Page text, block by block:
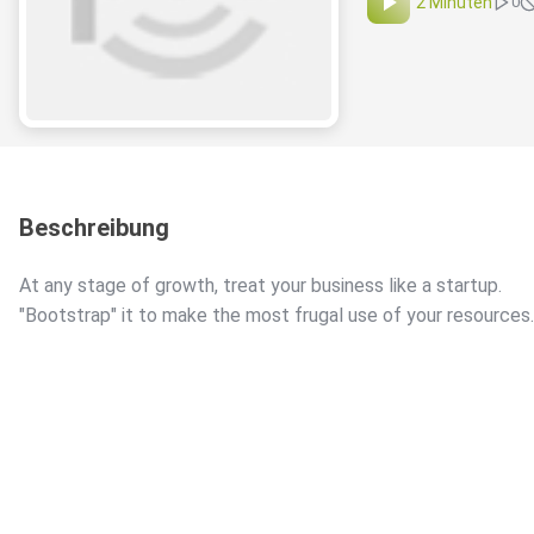
Beschreibung
At any stage of growth, treat your business like a startup.
"Bootstrap" it to make the most frugal use of your resources.